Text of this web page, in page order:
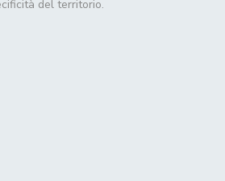
del territorio.